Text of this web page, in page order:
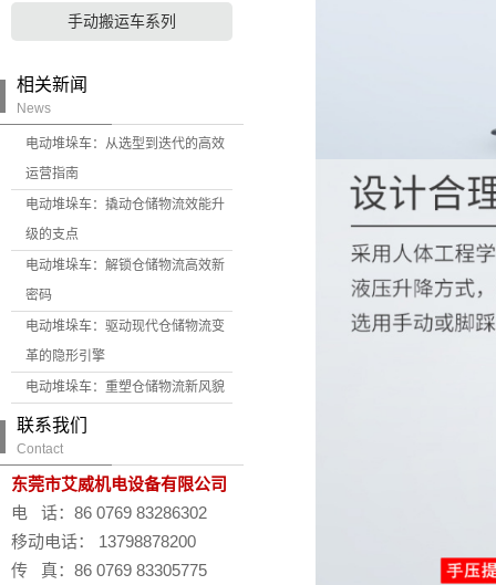
手动搬运车系列
相关新闻
News
电动堆垛车：从选型到迭代的高效
运营指南
电动堆垛车：撬动仓储物流效能升
级的支点
电动堆垛车：解锁仓储物流高效新
密码
电动堆垛车：驱动现代仓储物流变
革的隐形引擎
电动堆垛车：重塑仓储物流新风貌
联系我们
Contact
东莞市艾威机电设备有限公司
电 话：86 0769 83286302
移动电话： 13798878200
传 真：86 0769 83305775